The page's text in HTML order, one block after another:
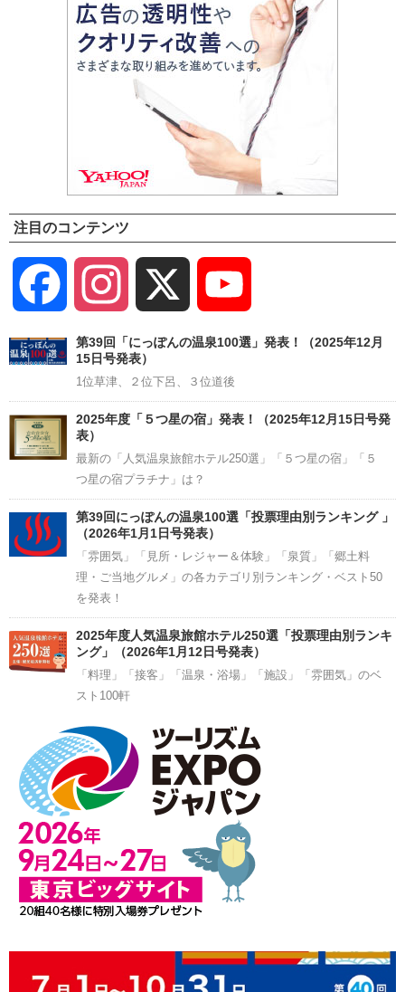
注目のコンテンツ
Facebook Instagram
Channel
第39回「にっぽんの温泉100選」発表！（2025年12月
15日号発表）
1位草津、２位下呂、３位道後
2025年度「５つ星の宿」発表！（2025年12月15日号発
表）
最新の「人気温泉旅館ホテル250選」「５つ星の宿」「５
つ星の宿プラチナ」は？
第39回にっぽんの温泉100選「投票理由別ランキング 」
（2026年1月1日号発表）
「雰囲気」「見所・レジャー＆体験」「泉質」「郷土料
理・ご当地グルメ」の各カテゴリ別ランキング・ベスト50
を発表！
2025年度人気温泉旅館ホテル250選「投票理由別ランキ
ング」（2026年1月12日号発表）
「料理」「接客」「温泉・浴場」「施設」「雰囲気」のベ
スト100軒